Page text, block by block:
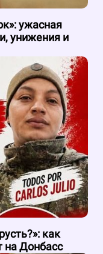
ужасная
унижения и
как
на Донбасс